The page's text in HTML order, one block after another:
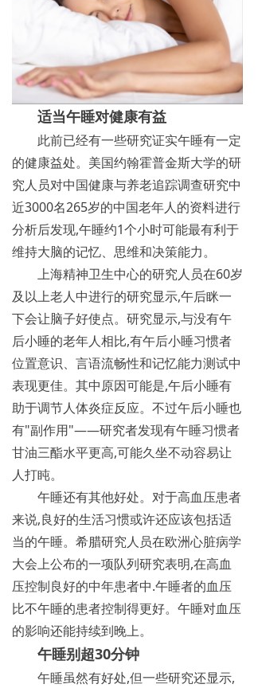
适当午睡对健康有益
此前已经有一些研究证实午睡有一定
的健康益处。美国约翰霍普金斯大学的研
究人员对中国健康与养老追踪调查研究中
近3000名265岁的中国老年人的资料进行
分析后发现,午睡约1个小时可能最有利于
维持大脑的记忆、思维和决策能力。
上海精神卫生中心的研究人员在60岁
及以上老人中进行的研究显示,午后眯一
下会让脑子好使点。研究显示,与没有午
后小睡的老年人相比,有午后小睡习惯者
位置意识、言语流畅性和记忆能力测试中
表现更佳。其中原因可能是,午后小睡有
助于调节人体炎症反应。不过午后小睡也
有"副作用"——研究者发现有午睡习惯者
甘油三酯水平更高,可能久坐不动容易让
人打盹。
午睡还有其他好处。对于高血压患者
来说,良好的生活习惯或许还应该包括适
当的午睡。希腊研究人员在欧洲心脏病学
大会上公布的一项队列研究表明,在高血
压控制良好的中年患者中.午睡者的血压
比不午睡的患者控制得更好。午睡对血压
的影响还能持续到晚上。
午睡别超30分钟
午睡虽然有好处,但一些研究还显示,